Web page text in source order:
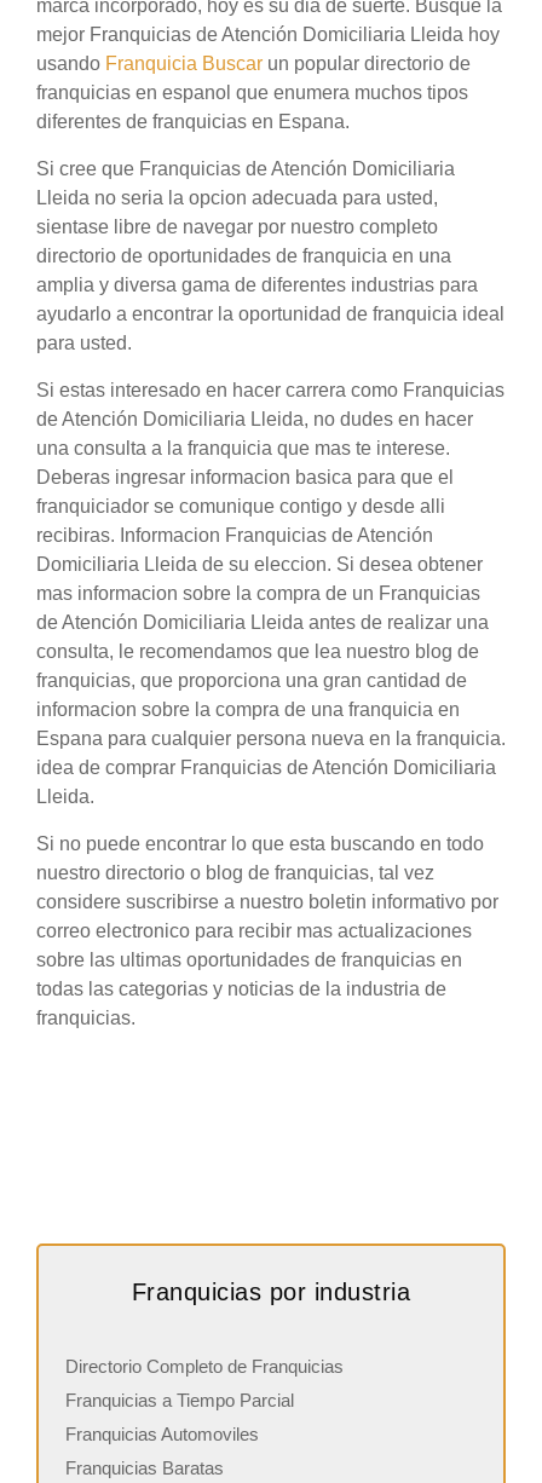
marca incorporado, hoy es su dia de suerte. Busque la
mejor Franquicias de Atención Domiciliaria Lleida hoy
usando Franquicia Buscar un popular directorio de
franquicias en espanol que enumera muchos tipos
diferentes de franquicias en Espana.
Si cree que Franquicias de Atención Domiciliaria
Lleida no seria la opcion adecuada para usted,
sientase libre de navegar por nuestro completo
directorio de oportunidades de franquicia en una
amplia y diversa gama de diferentes industrias para
ayudarlo a encontrar la oportunidad de franquicia ideal
para usted.
Si estas interesado en hacer carrera como Franquicias
de Atención Domiciliaria Lleida, no dudes en hacer
una consulta a la franquicia que mas te interese.
Deberas ingresar informacion basica para que el
franquiciador se comunique contigo y desde alli
recibiras. Informacion Franquicias de Atención
Domiciliaria Lleida de su eleccion. Si desea obtener
mas informacion sobre la compra de un Franquicias
de Atención Domiciliaria Lleida antes de realizar una
consulta, le recomendamos que lea nuestro blog de
franquicias, que proporciona una gran cantidad de
informacion sobre la compra de una franquicia en
Espana para cualquier persona nueva en la franquicia.
idea de comprar Franquicias de Atención Domiciliaria
Lleida.
Si no puede encontrar lo que esta buscando en todo
nuestro directorio o blog de franquicias, tal vez
considere suscribirse a nuestro boletin informativo por
correo electronico para recibir mas actualizaciones
sobre las ultimas oportunidades de franquicias en
todas las categorias y noticias de la industria de
franquicias.
Franquicias por industria
Directorio Completo de Franquicias
Franquicias a Tiempo Parcial
Franquicias Automoviles
Franquicias Baratas